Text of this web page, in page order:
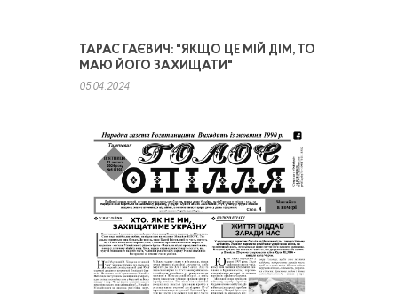
ТАРАС ГАЄВИЧ: "ЯКЩО ЦЕ МІЙ ДІМ, ТО
МАЮ ЙОГО ЗАХИЩАТИ"
05.04.2024